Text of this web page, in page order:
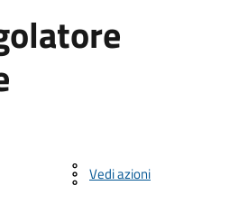
Vedi azioni